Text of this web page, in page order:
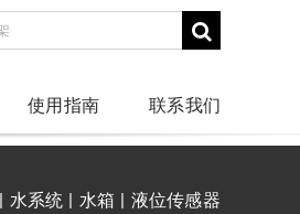
使用指南 联系我们
水系统 水箱 液位传感器